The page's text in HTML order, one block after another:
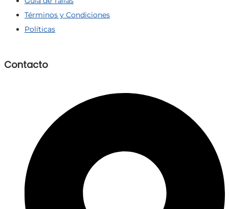
Términos y Condiciones
Políticas
Contacto